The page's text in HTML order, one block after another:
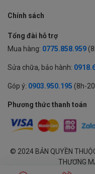
Chính sách
Tổng đài hỗ trợ
Mua hàng: 0775.858.959
Sửa chữa, bảo hành:
Góp ý: 0903.950.195 (8h-
Phương thức thanh toán
© 2024 BẢN QUYỀN
THƯƠNG
GPĐKKD: 1701594843 cấp